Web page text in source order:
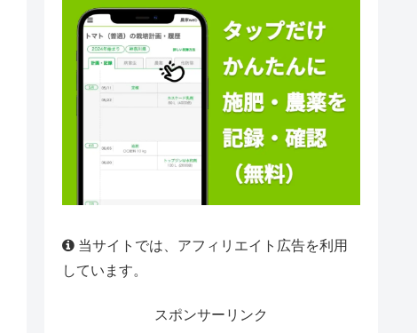
当サイトでは、アフィリエイト広告を利用
しています。
スポンサーリンク